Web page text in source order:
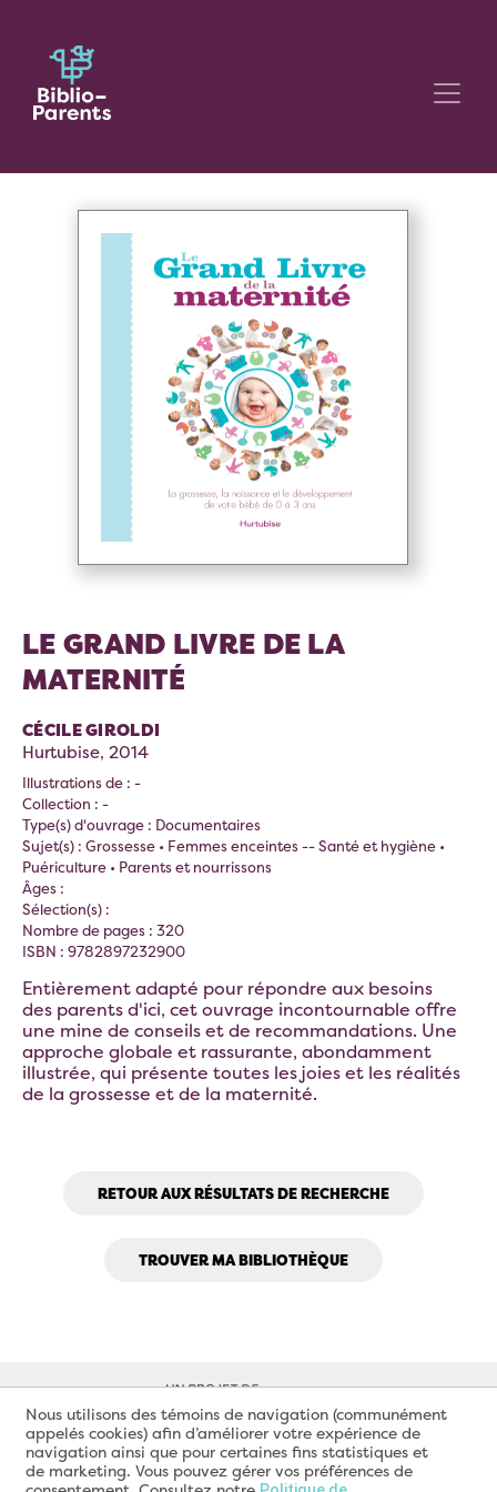
LE GRAND LIVRE DE LA
MATERNITÉ
CÉCILE GIROLDI
Hurtubise, 2014
Illustrations de : -
Collection : -
Type(s) d'ouvrage : Documentaires
Sujet(s) : Grossesse • Femmes enceintes -- Santé et hygiène •
Puériculture • Parents et nourrissons
Âges :
Sélection(s) :
Nombre de pages : 320
ISBN : 9782897232900
Entièrement adapté pour répondre aux besoins
des parents d'ici, cet ouvrage incontournable offre
une mine de conseils et de recommandations. Une
approche globale et rassurante, abondamment
illustrée, qui présente toutes les joies et les réalités
de la grossesse et de la maternité.
RETOUR AUX RÉSULTATS DE RECHERCHE
TROUVER MA BIBLIOTHÈQUE
Nous utilisons des témoins de navigation (communément
appelés cookies) afin d’améliorer votre expérience de
navigation ainsi que pour certaines fins statistiques et
de marketing. Vous pouvez gérer vos préférences de